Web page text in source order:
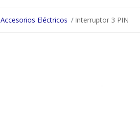
Accesorios Eléctricos Interruptor 3 PIN